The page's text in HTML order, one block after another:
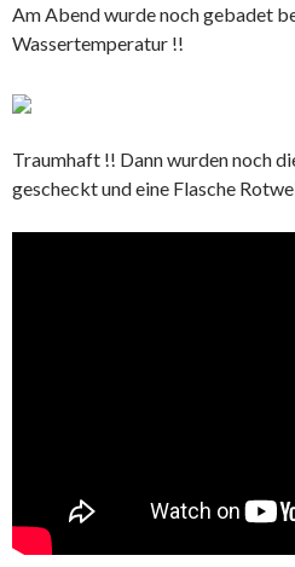
Am Abend wurde noch gebadet
Wassertemperatur !!
Traumhaft !! Dann wurden noch
gescheckt und eine Flasche